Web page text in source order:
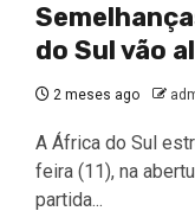
do Sul vão
2 meses ago
A África do Sul
feira (11), na
partida...